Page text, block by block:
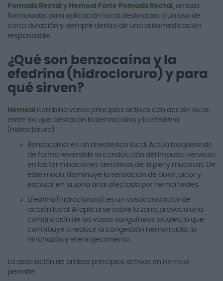
Pomada Rectal y Hemoal Forte Pomada Rectal,
ambas
formuladas para aplicación local, destinadas a un uso de
corta duración y siempre dentro de una automedicación
responsable.
¿Qué son benzocaína y la
efedrina (hidrocloruro) y para
qué sirven?
Hemoal combina varios principios activos con acción local,
entre los que destacan la benzocaína y la efedrina
(hidrocloruro):
Benzocaína: es un anestésico local. Actúa bloqueando
de forma reversible la conducción del impulso nervioso
en las terminaciones sensitivas de la piel y mucosas. De
este modo, disminuye la sensación de dolor, picor y
escozor en la zona anal afectada por hemorroides.
Efedrina (hidrocloruro): es un vasoconstrictor de
acción local. Al aplicarse sobre la zona, provoca una
constricción de los vasos sanguíneos locales, lo que
contribuye a reducir la congestión hemorroidal, la
hinchazón y el enrojecimiento.
La asociación de ambos principios activos en Hemoal
permite: